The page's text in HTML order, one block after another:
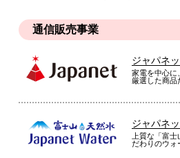
通信販売事業
ジャパネ
家電を中心に
厳選した商品
ジャパネ
上質な「富士
だわりのウォ